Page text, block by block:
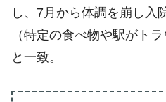
し、7月から体調を崩し入
（特定の食べ物や駅がト
と一致。